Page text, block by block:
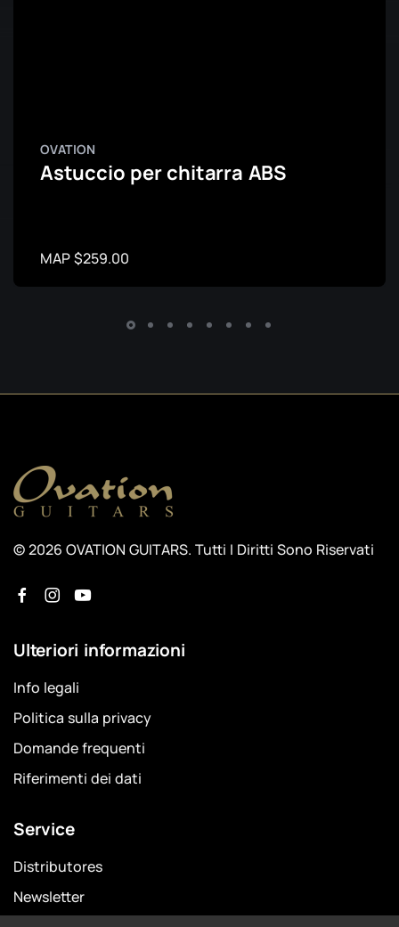
OVATION
Astuccio per chitarra ABS
MAP $259.00
© 2026 OVATION GUITARS. Tutti I Diritti Sono Riservati
Ulteriori informazioni
Info legali
Politica sulla privacy
Domande frequenti
Riferimenti dei dati
Service
Distributores
Newsletter